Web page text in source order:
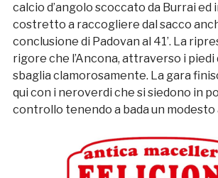
calcio d’angolo scoccato da Burrai ed
costretto a raccogliere dal sacco
conclusione di Padovan al 41’. La
rigore che l’Ancona, attraverso i piedi
sbaglia clamorosamente. La gara
qui con i neroverdi che si siedono in
controllo tenendo a bada un modesto